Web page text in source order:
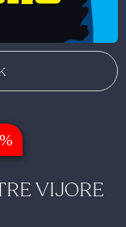
VIJORE